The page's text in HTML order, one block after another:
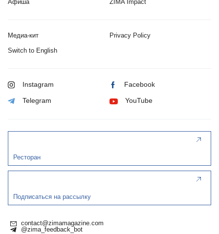
Афиша ZIMA Impact
Медиа-кит Privacy Policy
Switch to English
Instagram Facebook
Telegram YouTube
Ресторан
Подписаться на рассылку
contact@zimamagazine.com
@zima_feedback_bot